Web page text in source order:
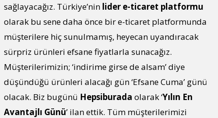
sağlayacağız. Türkiye’nin lider e-ticaret platformu
olarak bu sene daha önce bir e-ticaret platformunda
müşterilere hiç sunulmamış, heyecan uyandıracak
sürpriz ürünleri efsane fiyatlarla sunacağız.
Müşterilerimizin; ‘indirime girse de alsam’ diye
düşündüğü ürünleri alacağı gün ‘Efsane Cuma’ günü
olacak. Biz bugünü Hepsiburada olarak ‘Yılın En
Avantajlı Günü’ ilan ettik. Tüm müşterilerimizi